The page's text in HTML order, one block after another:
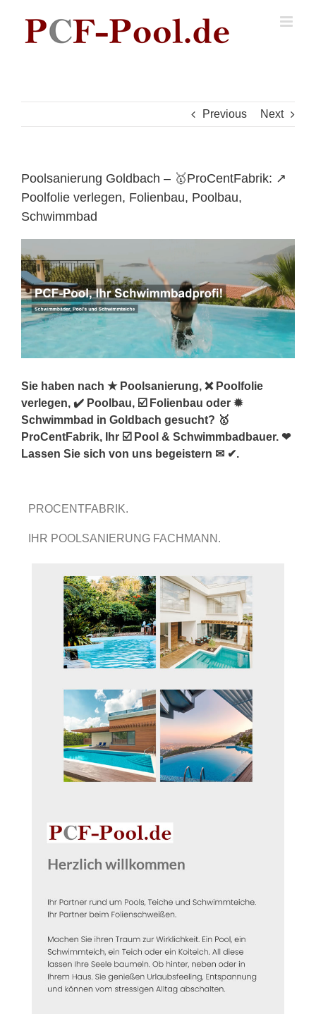
content
Previous Next
Poolsanierung Goldbach – 🥇ProCentFabrik: ↗️
Poolfolie verlegen, Folienbau, Poolbau,
Schwimmbad
Sie haben nach ★ Poolsanierung, ❌ Poolfolie
verlegen, ✔️ Poolbau, ☑️ Folienbau oder ✹
Schwimmbad in Goldbach gesucht? 🥇
ProCentFabrik, Ihr ☑️ Pool & Schwimmbadbauer. ❤
Lassen Sie sich von uns begeistern ✉ ✔.
PROCENTFABRIK.
IHR POOLSANIERUNG FACHMANN.